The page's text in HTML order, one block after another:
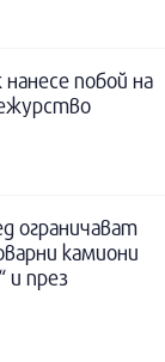
побой на
ограничават
камиони
и през